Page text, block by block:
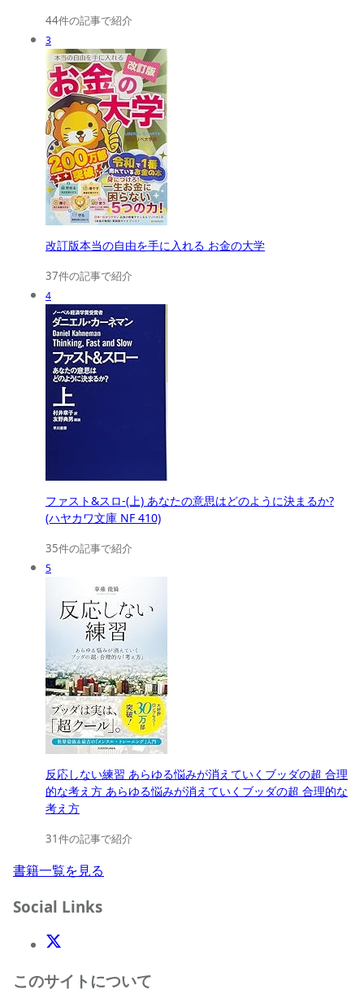
44件の記事で紹介
3
改訂版本当の自由を手に入れる お金の大学
37件の記事で紹介
4
ファスト&スロ-(上) あなたの意思はどのように決まるか?
(ハヤカワ文庫 NF 410)
35件の記事で紹介
5
反応しない練習 あらゆる悩みが消えていくブッダの超 合理
的な考え方 あらゆる悩みが消えていくブッダの超 合理的な
考え方
31件の記事で紹介
書籍一覧を見る
Social Links
X(Twitter)
このサイトについて